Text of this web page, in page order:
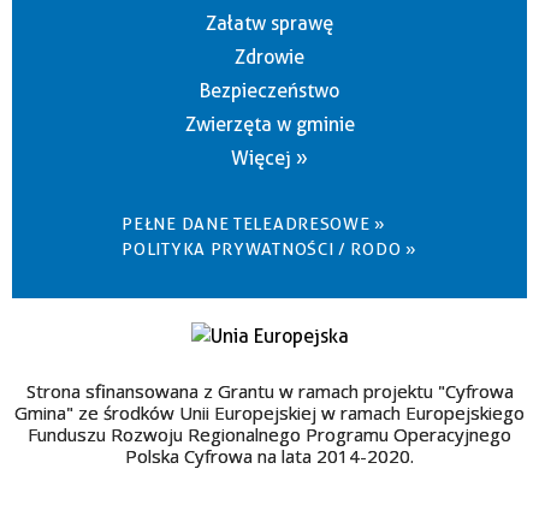
Załatw sprawę
Zdrowie
Bezpieczeństwo
Zwierzęta w gminie
Więcej »
PEŁNE DANE TELEADRESOWE »
POLITYKA PRYWATNOŚCI / RODO »
Strona sfinansowana z Grantu w ramach projektu "Cyfrowa
Gmina" ze środków Unii Europejskiej w ramach Europejskiego
Funduszu Rozwoju Regionalnego Programu Operacyjnego
Polska Cyfrowa na lata 2014-2020.